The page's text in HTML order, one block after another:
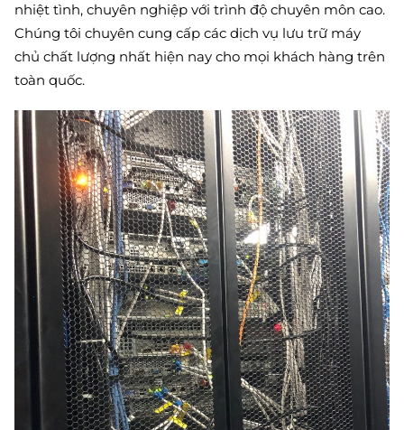
nhiệt tình, chuyên nghiệp với trình độ chuyên môn cao.
Chúng tôi chuyên cung cấp các dịch vụ lưu trữ máy
chủ chất lượng nhất hiện nay cho mọi khách hàng trên
toàn quốc.